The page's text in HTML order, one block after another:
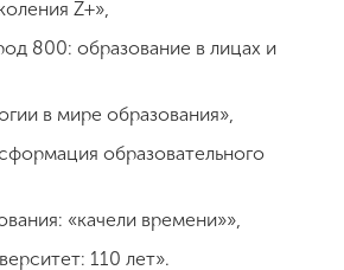
Z+»,
800: образование в лицах и
в мире образования»,
образовательного
«качели времени»»,
110 лет».